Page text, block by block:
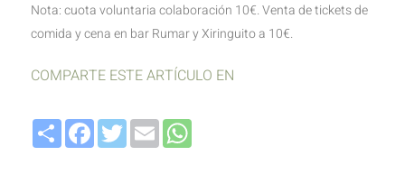
Nota: cuota voluntaria colaboración 10€. Venta de tickets de
comida y cena en bar Rumar y Xiringuito a 10€.
COMPARTE ESTE ARTÍCULO EN
CompartirFacebook
TwitterEmailWhatsApp